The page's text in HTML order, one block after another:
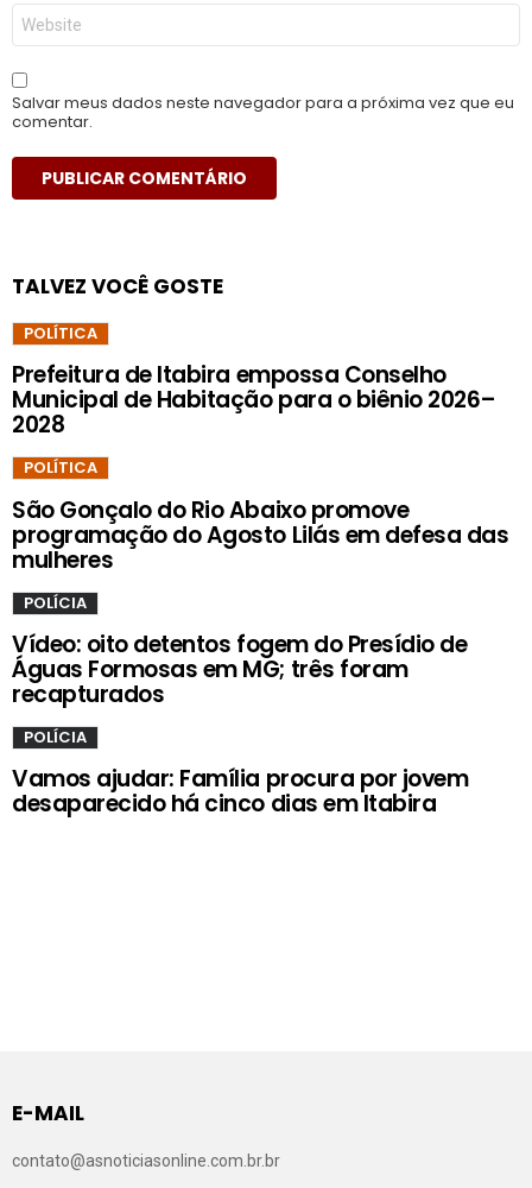
Site
Salvar meus dados neste navegador para a próxima vez que eu
comentar.
TALVEZ VOCÊ GOSTE
POLÍTICA
Prefeitura de Itabira empossa Conselho
Municipal de Habitação para o biênio 2026–
2028
POLÍTICA
São Gonçalo do Rio Abaixo promove
programação do Agosto Lilás em defesa das
mulheres
POLÍCIA
Vídeo: oito detentos fogem do Presídio de
Águas Formosas em MG; três foram
recapturados
POLÍCIA
Vamos ajudar: Família procura por jovem
desaparecido há cinco dias em Itabira
E-MAIL
contato@asnoticiasonline.com.br.br